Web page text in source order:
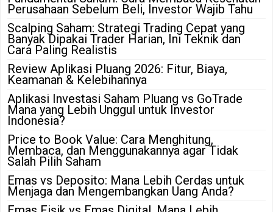
Perusahaan Sebelum Beli, Investor Wajib Tahu
Scalping Saham: Strategi Trading Cepat yang
Banyak Dipakai Trader Harian, Ini Teknik dan
Cara Paling Realistis
Review Aplikasi Pluang 2026: Fitur, Biaya,
Keamanan & Kelebihannya
Aplikasi Investasi Saham Pluang vs GoTrade
Mana yang Lebih Unggul untuk Investor
Indonesia?
Price to Book Value: Cara Menghitung,
Membaca, dan Menggunakannya agar Tidak
Salah Pilih Saham
Emas vs Deposito: Mana Lebih Cerdas untuk
Menjaga dan Mengembangkan Uang Anda?